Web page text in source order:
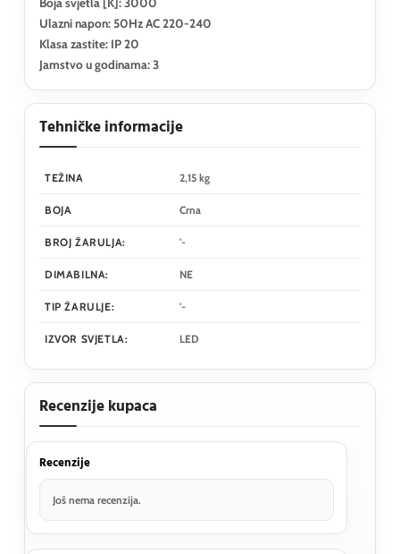
Boja svjetla [K]: 3000
Ulazni napon: 50Hz AC 220-240
Klasa zastite: IP 20
Jamstvo u godinama: 3
Tehničke informacije
TEŽINA 2,15 kg
BOJA Crna
BROJ ŽARULJA: '-
DIMABILNA: NE
TIP ŽARULJE: '-
IZVOR SVJETLA: LED
Recenzije kupaca
Recenzije
Još nema recenzija.